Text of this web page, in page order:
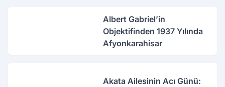
Albert Gabriel’in
Objektifinden 1937 Yılında
Afyonkarahisar
Akata Ailesinin Acı Günü: